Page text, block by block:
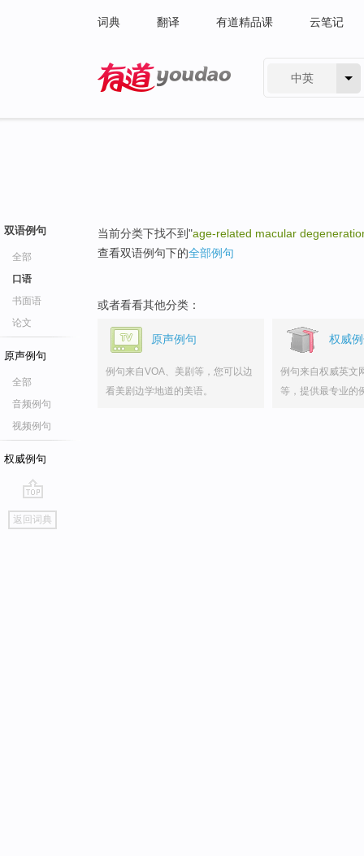
词典 翻译 有道精品课 云笔记
中英
双语例句
全部
口语
书面语
论文
原声例句
全部
音频例句
视频例句
权威例句
go
top
返回词典
当前分类下找不到"age-related macular
查看双语例句下的全部例句
或者看看其他分类：
原声例句
例句来自VOA、美剧等，您可以边
看美剧边学地道的美语。
权威
例句来自权威英文
等，提供最专业的